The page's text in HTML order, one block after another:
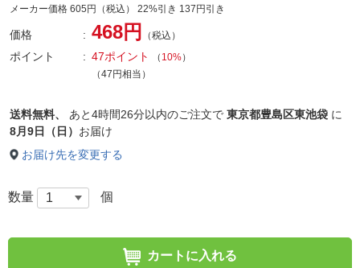
メーカー価格 605円（税込） 22%引き 137円引き
価格 468円 （税込）
ポイント 47ポイント （ 10%）
（47円相当）
送料無料、 あと4時間26分以内のご注文で 東京都豊島区東池袋 に
8月9日（日） お届け
お届け先を変更する
数量 個
カートに入れる